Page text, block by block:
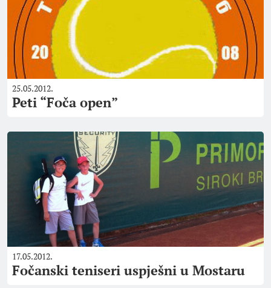
25.05.2012.
Peti “Foča open”
17.05.2012.
Fočanski teniseri uspješni u Mostaru